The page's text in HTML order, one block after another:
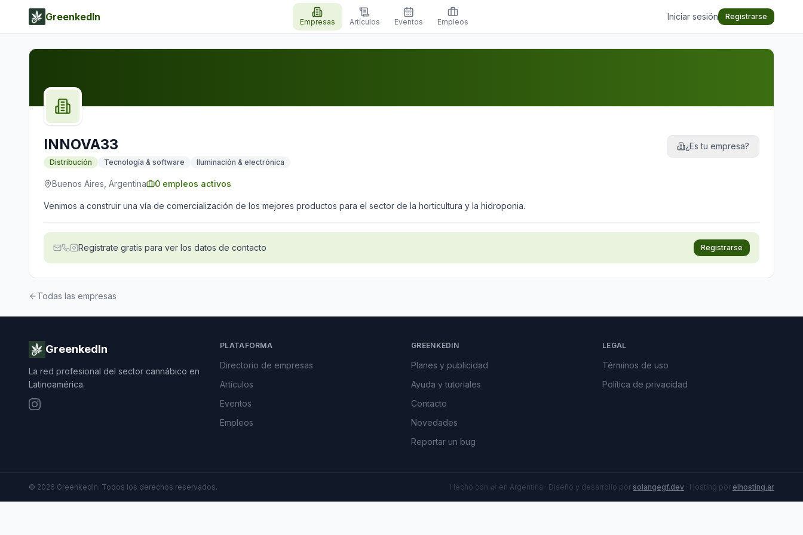
GreenkedIn Empresas Artículos Eventos Empleos
Iniciar sesión Registrarse
INNOVA33
Distribución Tecnología & software Iluminación & electrónica
¿Es tu empresa?
Buenos Aires, Argentina 0 empleos activos
Venimos a construir una vía de comercialización de los mejores productos para el sector de la horticultura y la hidroponia.
Registrate gratis para ver los datos de contacto Registrarse
Todas las empresas
GreenkedIn
La red profesional del sector cannábico en
Latinoamérica.
PLATAFORMA
Directorio de empresas
Artículos
Eventos
Empleos
GREENKEDIN
Planes y publicidad
Ayuda y tutoriales
Contacto
Novedades
Reportar un bug
LEGAL
Términos de uso
Política de privacidad
© 2026 GreenkedIn. Todos los derechos reservados. Hecho con 🌿 en Argentina · Diseño y desarrollo por solangegf.dev · Hosting por elhosting.ar